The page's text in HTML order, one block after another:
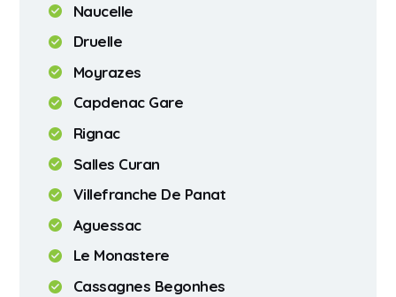
Naucelle
Druelle
Moyrazes
Capdenac Gare
Rignac
Salles Curan
Villefranche De Panat
Aguessac
Le Monastere
Cassagnes Begonhes